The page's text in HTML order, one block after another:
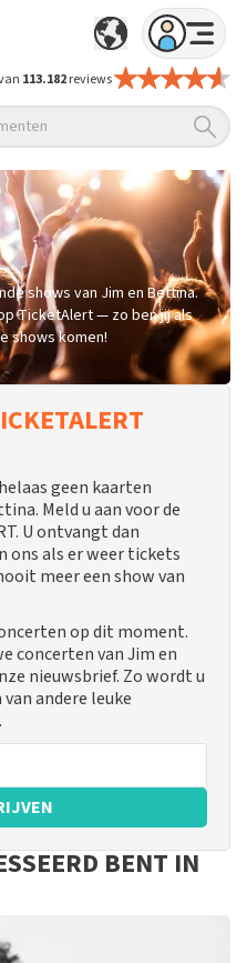
113.182reviews
shows van Jim en Bettina.
TicketAlert — zo ben jij als
shows komen!
geen kaarten
Meld u aan voor de
U ontvangt dan
ons als er weer tickets
meer een show van
op dit moment.
concerten van Jim en
nieuwsbrief. Zo wordt u
andere leuke
BENT IN